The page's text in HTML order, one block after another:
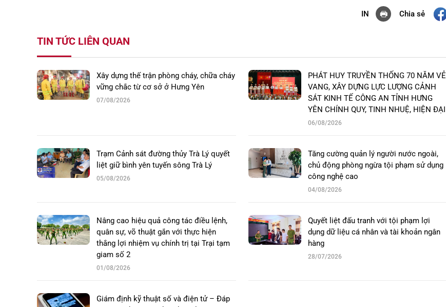
IN Chia sẻ
TIN TỨC LIÊN QUAN
Xây dựng thế trận phòng cháy, chữa cháy
vững chắc từ cơ sở ở Hưng Yên
07/08/2026
PHÁT HUY TRUYỀN THỐNG 70 NĂM VẺ
VANG, XÂY DỰNG LỰC LƯỢNG CẢNH
SÁT KINH TẾ CÔNG AN TỈNH HƯNG
YÊN CHÍNH QUY, TINH NHUỆ, HIỆN ĐẠI
06/08/2026
Trạm Cảnh sát đường thủy Trà Lý quyết
liệt giữ bình yên tuyến sông Trà Lý
05/08/2026
Tăng cường quản lý người nước ngoài,
chủ động phòng ngừa tội phạm sử dụng
công nghệ cao
04/08/2026
Nâng cao hiệu quả công tác điều lệnh,
quân sự, võ thuật gắn với thực hiện
thắng lợi nhiệm vụ chính trị tại Trại tạm
giam số 2
01/08/2026
Quyết liệt đấu tranh với tội phạm lợi
dụng dữ liệu cá nhân và tài khoản ngân
hàng
28/07/2026
Giám định kỹ thuật số và điện tử – Đáp